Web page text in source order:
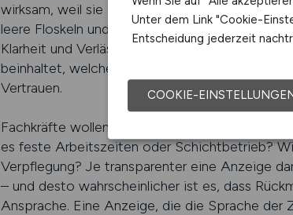
wirksam, weil sie gezielt auf die Bedürfnisse
leere Floskeln und unklare Versprechen und
Klarheit und Verlässlichkeit – das beginnt
beinhaltet, welche Bedingungen gelten und
Vertrauen.
Fachkräfte wollen wissen, worauf sie sich
es feste Arbeitszeiten oder Schichtbetrieb?
Verpflegung? Je transparenter eine Anzeige
– und desto wahrscheinlicher ist es, dass
Ansprache. Eine Anzeige, die die Sprache der
Unter dem Link "Cookie-
Entscheidung jederzeit
COOKIE-